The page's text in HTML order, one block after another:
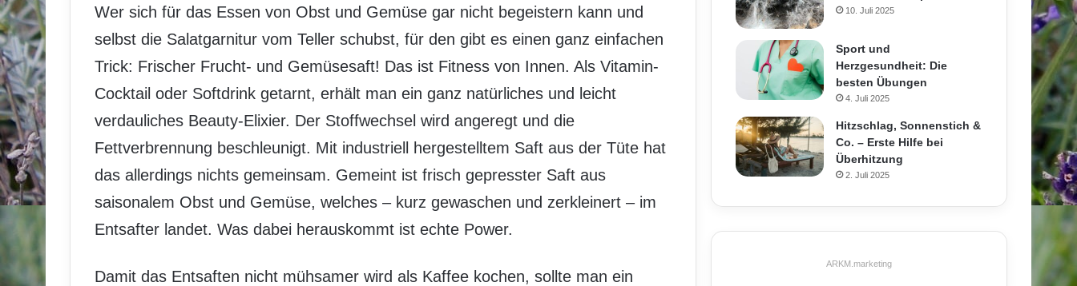
Wer sich für das Essen von Obst und Gemüse gar nicht begeistern kann und
selbst die Salatgarnitur vom Teller schubst, für den gibt es einen ganz einfachen
Trick: Frischer Frucht- und Gemüsesaft! Das ist Fitness von Innen. Als Vitamin-
Cocktail oder Softdrink getarnt, erhält man ein ganz natürliches und leicht
verdauliches Beauty-Elixier. Der Stoffwechsel wird angeregt und die
Fettverbrennung beschleunigt. Mit industriell hergestelltem Saft aus der Tüte hat
das allerdings nichts gemeinsam. Gemeint ist frisch gepresster Saft aus
saisonalem Obst und Gemüse, welches – kurz gewaschen und zerkleinert – im
Entsafter landet. Was dabei herauskommt ist echte Power.
Damit das Entsaften nicht mühsamer wird als Kaffee kochen, sollte man ein
10. Juli 2025
Sport und
Herzgesundheit: Die
besten Übungen
4. Juli 2025
Hitzschlag, Sonnenstich &
Co. – Erste Hilfe bei
Überhitzung
2. Juli 2025
ARKM.marketing